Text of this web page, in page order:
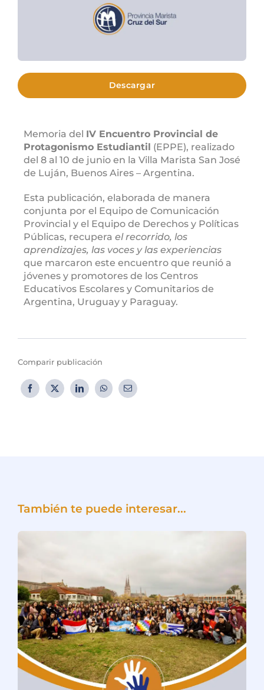
Memoria del IV Encuentro Provincial de
Protagonismo Estudiantil (EPPE), realizado
del 8 al 10 de junio en la Villa Marista San José
de Luján, Buenos Aires – Argentina.
Esta publicación, elaborada de manera
conjunta por el Equipo de Comunicación
Provincial y el Equipo de Derechos y Políticas
Públicas, recupera el recorrido, los
aprendizajes, las voces y las experiencias
que marcaron este encuentro que reunió a
jóvenes y promotores de los Centros
Educativos Escolares y Comunitarios de
Argentina, Uruguay y Paraguay.
Comparir publicación
Descargar
También te puede interesar...